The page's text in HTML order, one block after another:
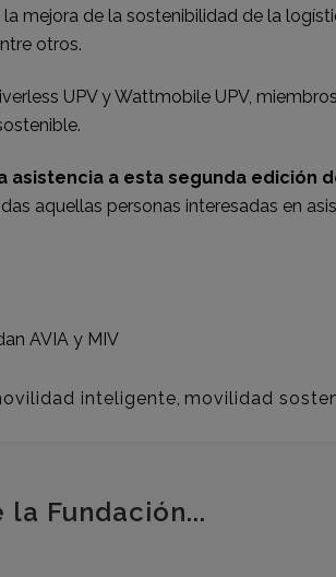
mejora de la sostenibilidad de la
otros.
UPV y Wattmobile UPV,
asistencia a esta segunda edición
aquellas personas interesadas en
AVIA y MIV
inteligente, movilidad
Fundación...